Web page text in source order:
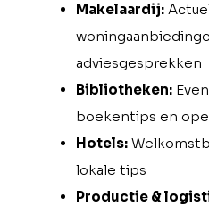
Makelaardij:
adviesgesprekken
Bibliotheken:
boekentips en
Hotels:
lokale tips
Productie &